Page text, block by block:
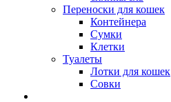
Переноски для кошек
Контейнера
Сумки
Клетки
Туалеты
Лотки для кошек
Совки